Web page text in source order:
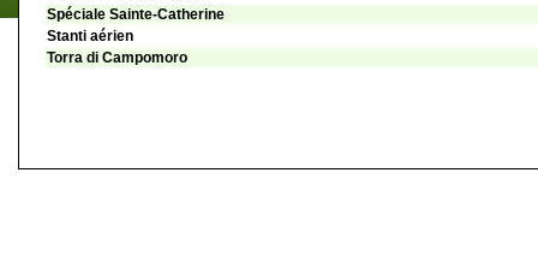
Spéciale Sainte-Catherine
Stanti aérien
Torra di Campomoro